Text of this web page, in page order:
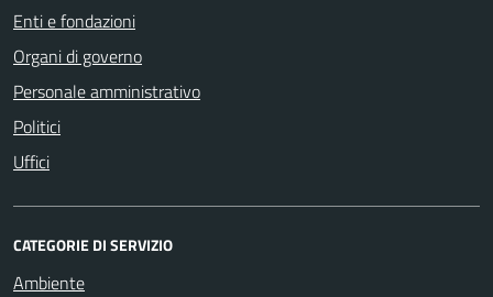
Enti e fondazioni
Organi di governo
Personale amministrativo
Politici
Uffici
CATEGORIE DI SERVIZIO
Ambiente